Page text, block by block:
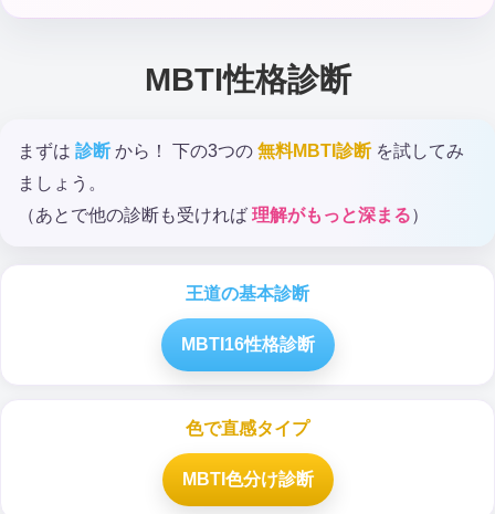
MBTI性格診断
まずは 診断 から！ 下の3つの 無料MBTI診断を試してみ
ましょう。
（あとで他の診断も受ければ 理解がもっと深まる）
王道の基本診断
MBTI16性格診断
色で直感タイプ
MBTI色分け診断